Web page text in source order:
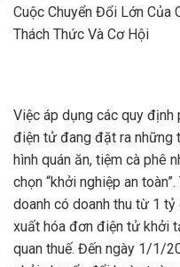
Cuộc Chuyển Đổi Lớn Của
Thách Thức Và Cơ Hội
Việc áp dụng các quy định
điện tử đang đặt ra những
hình quán ăn, tiệm cà phê
chọn “khởi nghiệp an
doanh có doanh thu từ 1
xuất hóa đơn điện tử khởi
quan thuế. Đến ngày 1/1/